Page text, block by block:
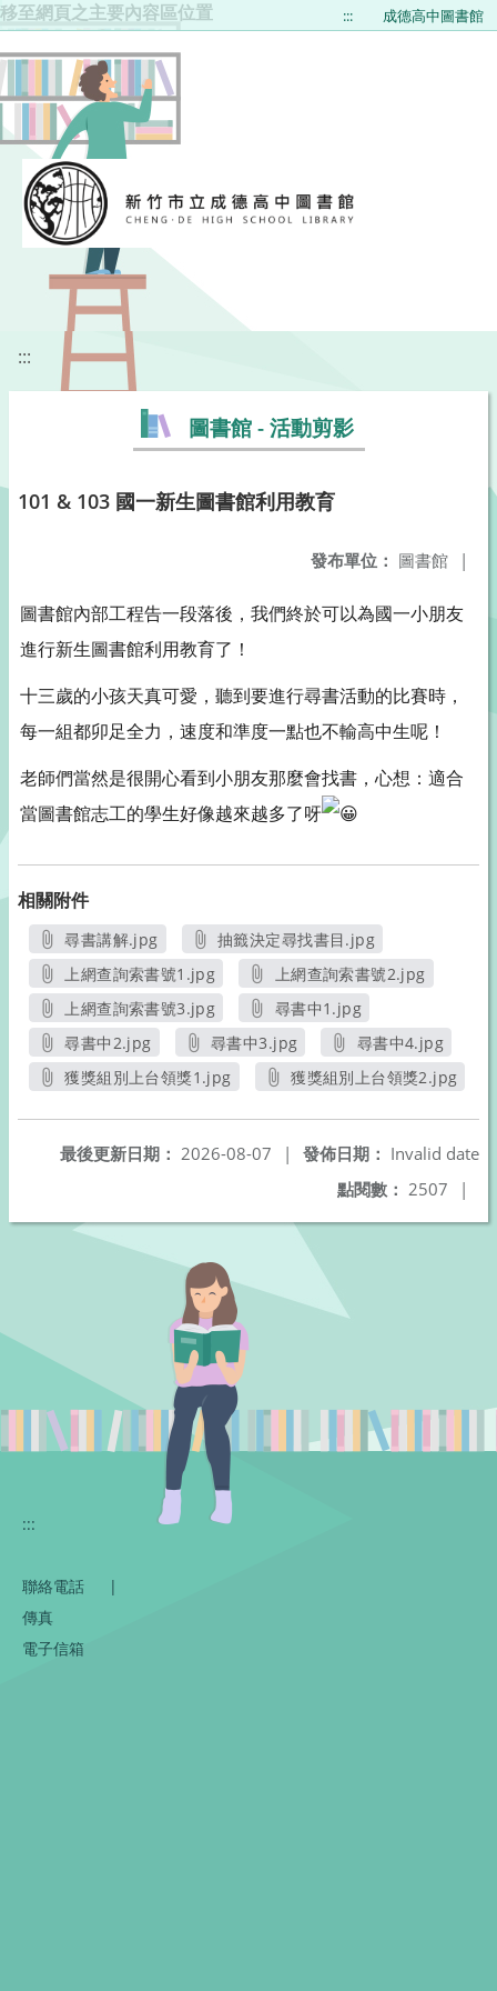
移至網頁之主要內容區位置 ::: 成德高中圖書館
:::
圖書館 - 活動剪影
101 & 103 國一新生圖書館利用教育
發布單位： 圖書館 |
圖書館內部工程告一段落後，我們終於可以為國一小朋友
進行新生圖書館利用教育了！
十三歲的小孩天真可愛，聽到要進行尋書活動的比賽時，
每一組都卯足全力，速度和準度一點也不輸高中生呢！
老師們當然是很開心看到小朋友那麼會找書，心想：適合
當圖書館志工的學生好像越來越多了呀
相關附件
尋書講解.jpg
另開新視窗
抽籤決定尋找書目.jpg
另開新視窗
上網查詢索書號1.jpg
另開新視窗
上網查詢索書號2.jpg
另開新視窗
上網查詢索書號3.jpg
另開新視窗
尋書中1.jpg
另開新視窗
尋書中2.jpg
另開新視窗
尋書中3.jpg
另開新視窗
尋書中4.jpg
另開新視窗
獲獎組別上台領獎1.jpg
獲獎組別上台領獎2.jpg
發佈日期： Invalid date
最後更新日期： 2026-08-07
|
點閱數： 2507 |
:::
聯絡電話
|
傳真
電子信箱